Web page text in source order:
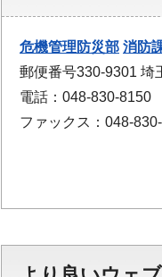
危機管理防災部 消防
郵便番号330-9301 埼
電話：048-830-8150
ファックス：048-